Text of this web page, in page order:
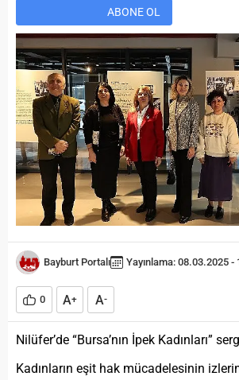
ABONE OL
Bayburt Portalı Yayınlama: 08.03.2025 -
0 A+ A-
Nilüfer’de “Bursa’nın İpek Kadınları”
Kadınların eşit hak mücadelesinin